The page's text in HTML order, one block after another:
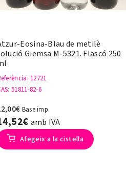
Eosina-Blau de metilè
Giemsa M-5321. Flascó 250
: 12721
: 51811-82-6
Base imp.
amb IVA
Afegeix a la cistella